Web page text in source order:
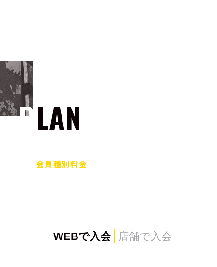
PLAN
会員種別料金
WEBで入会 店舗で入会